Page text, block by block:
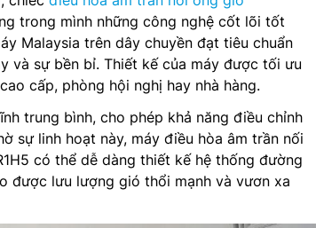
trong mình những công nghệ cốt lõi tốt
Malaysia trên dây chuyền đạt tiêu chuẩn
và sự bền bỉ. Thiết kế của máy được tối ưu
cấp, phòng hội nghị hay nhà hàng.
trung bình, cho phép khả năng điều chỉnh
sự linh hoạt này, máy điều hòa âm trần nối
có thể dễ dàng thiết kế hệ thống đường
được lưu lượng gió thổi mạnh và vươn xa